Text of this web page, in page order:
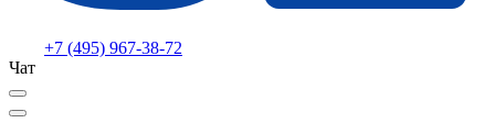
+7 (495) 967-38-72
Чат